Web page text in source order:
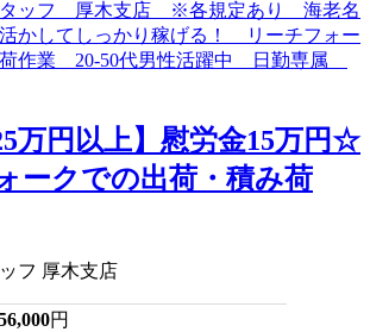
万円以上】慰労金15万円☆
ークでの出荷・積み荷
フ 厚木支店
円